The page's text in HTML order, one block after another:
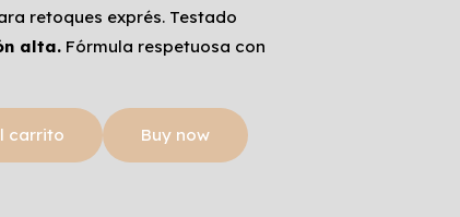
retoques exprés. Testado
alta. Fórmula respetuosa con
carrito Buy now